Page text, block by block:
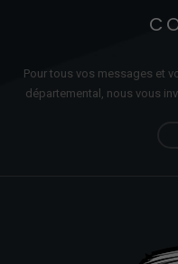
Pour tous vos messages et
départemental, nous vous